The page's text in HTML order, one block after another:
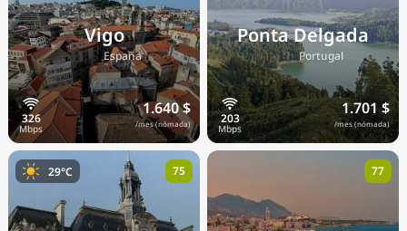
Vigo
🇪🇸España
1.640 $
/mes (nómada)
Ponta Delgada
🇵🇹Portugal
1.701 $
/mes (nómada)
29°C 75 77